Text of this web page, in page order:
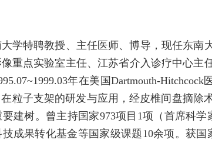
学特聘教授、主任医师、博导，现任东南
重点实验室主任、江苏省介入诊疗中心主
年在美国Dartmouth-
粒子支架的研发与应用，经皮椎间盘摘除
建树。曾主持国家973项目1项（首席科
成果转化基金等国家级课题10余项。获